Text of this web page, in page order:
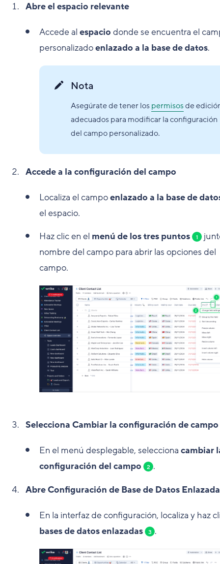
Abre el espacio relevante
Accede al espacio donde se encuentra el
personalizadoenlazado a la base de datos.
Nota
Asegúrate de tener los permisosde
adecuados para modificar la configuración
del campo personalizado.
Accede a la configuración del campo
Localiza el campoenlazado a la base de
el espacio.
Haz clic en el menú de los tres puntos 1
nombre del campo para abrir las opciones del
campo.
Selecciona Cambiar la configuración de campo
En el menú desplegable, selecciona cambiar
configuración del campo
2 .
Abre Configuración de Base de Datos Enlazada
En la interfaz de configuración, localiza y haz
bases de datos enlazadas
3 .